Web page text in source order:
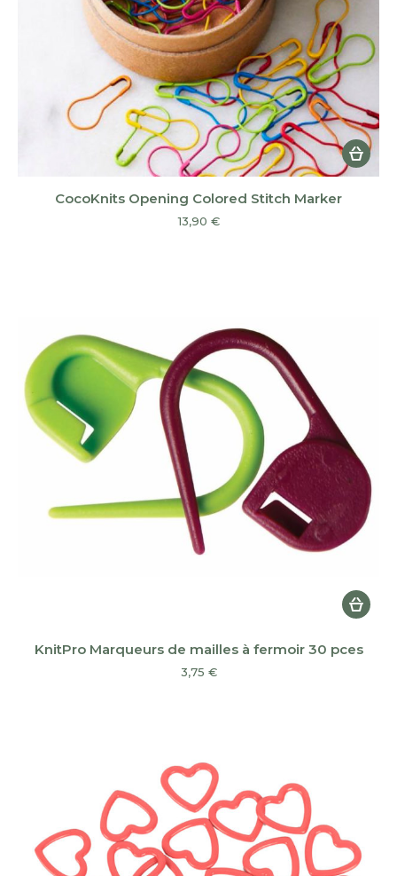
produit
CocoKnits Opening Colored Stitch Marker
13,90 €
KnitPro Marqueurs de mailles à fermoir 30 pces
3,75 €